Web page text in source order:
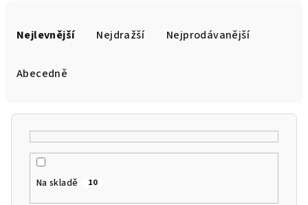
Nejlevnější Nejdražší Nejprodávanější
Abecedně
Na skladě 10